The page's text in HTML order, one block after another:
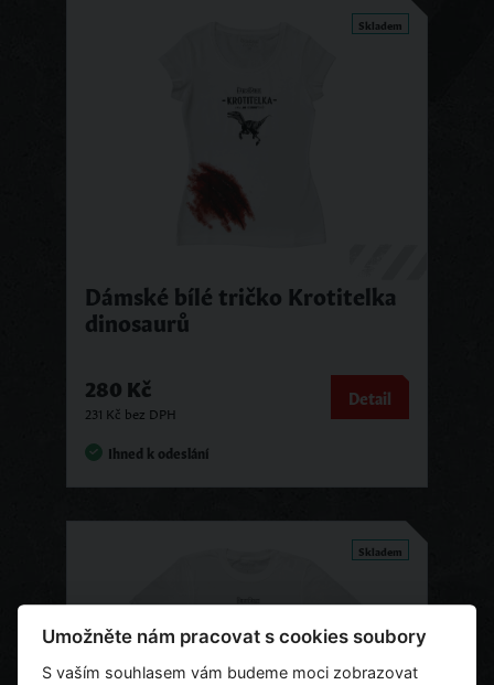
Skladem
Dámské bílé tričko Krotitelka
dinosaurů
280 Kč
231 Kč bez DPH
Detail
Ihned k odeslání
Skladem
Umožněte nám pracovat s cookies soubory
S vaším souhlasem vám budeme moci zobrazovat